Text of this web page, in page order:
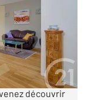
situé dans
découvrir